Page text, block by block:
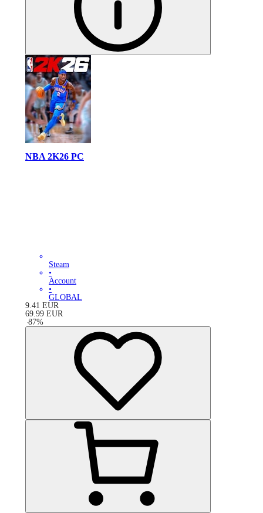
NBA 2K26 PC
Steam
•
Account
•
GLOBAL
9.41 EUR
69.99 EUR
-87%